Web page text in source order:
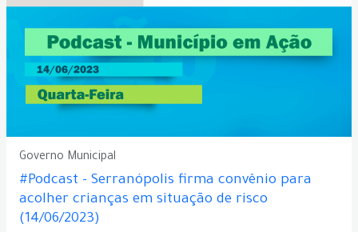
Governo Municipal
#Podcast - Serranópolis firma convênio para
acolher crianças em situação de risco
(14/06/2023)